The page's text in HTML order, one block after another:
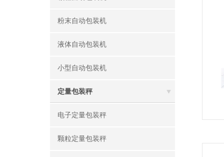
粉末自动包装机
液体自动包装机
小型自动包装机
定量包装秤
电子定量包装秤
颗粒定量包装秤